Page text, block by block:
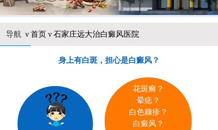
导航 ν 首页ν 石家庄远大治白癜风医院
身上有白斑，担心是白癜风？
花斑癣？
晕痣？
白色糠疹？
白癜风？